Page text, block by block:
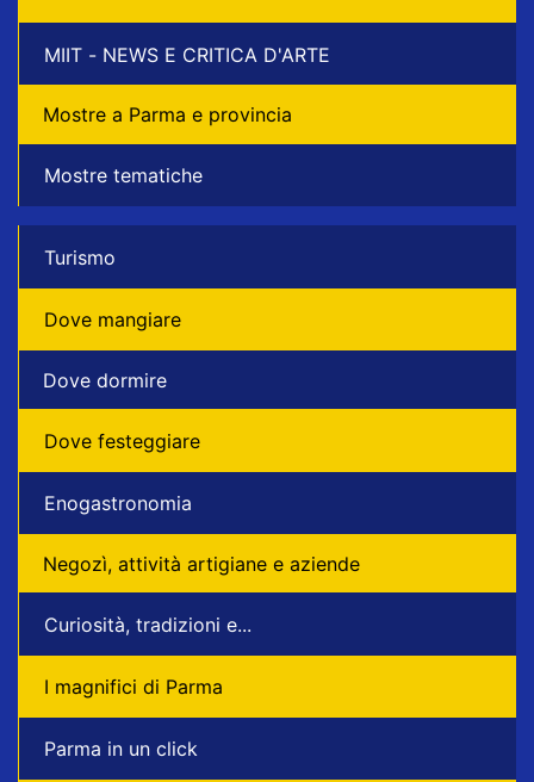
MIIT - NEWS E CRITICA D'ARTE
Mostre a Parma e provincia
Mostre tematiche
Turismo
Dove mangiare
Dove dormire
Dove festeggiare
Enogastronomia
Negozì, attività artigiane e aziende
Curiosità, tradizioni e...
I magnifici di Parma
Parma in un click